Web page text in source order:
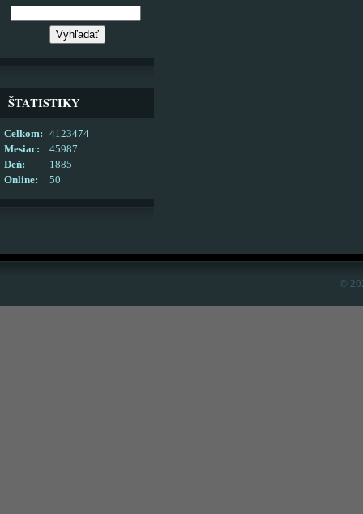
ŠTATISTIKY
Online: 50
Celkom:
4123474
Mesiac:
45987
Deň:
1885
©